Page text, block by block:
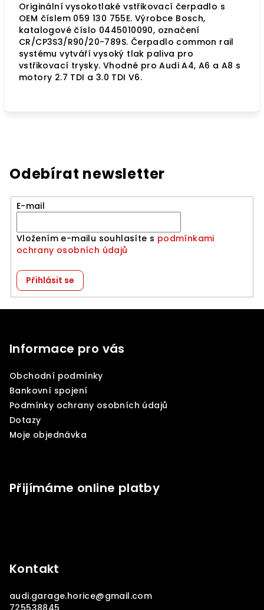
Originální vysokotlaké vstřikovací čerpadlo s
OEM číslem 059 130 755E. Výrobce Bosch,
katalogové číslo 0445010090, označení
CR/CP3S3/R90/20-789S. Čerpadlo common rail
systému vytváří vysoký tlak paliva pro
vstřikovací trysky. Vhodné pro Audi A4, A6 a A8 s
motory 2.7 TDI a 3.0 TDI V6.
Odebírat newsletter
E-mail
Vložením e-mailu souhlasíte s podmínkami
ochrany osobních údajů
Přihlásit se
Informace pro vás
Obchodní podmínky
Bankovní spojení
Podmínky ochrany osobních údajů
Dotazy
Moje objednávka
Přijímáme online platby
Kontakt
audi.garage.horice@gmail.com